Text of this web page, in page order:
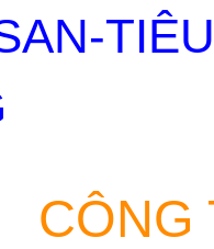
CÔNG